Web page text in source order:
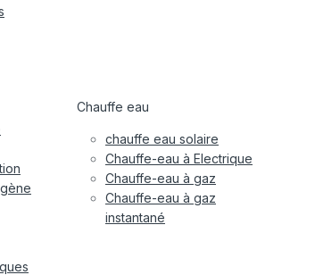
Chauffe eau
chauffe eau solaire
Chauffe-eau à Electrique
Chauffe-eau à gaz
Chauffe-eau à gaz
instantané